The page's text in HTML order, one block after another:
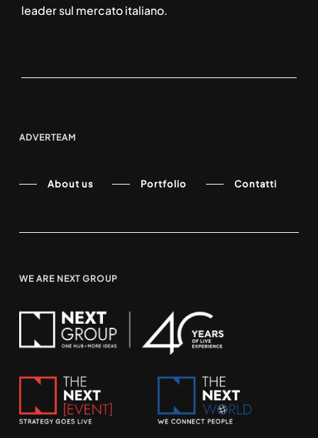
leader sul mercato italiano.
ADVERTEAM
About us Portfolio Contatti
WE ARE NEXT GROUP